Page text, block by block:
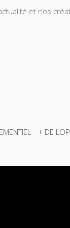
et nos
+ DE